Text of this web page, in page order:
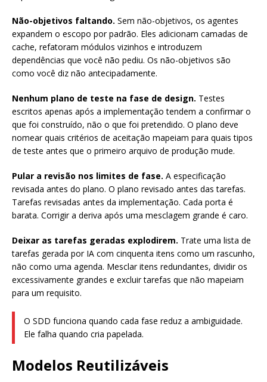
Não-objetivos faltando. Sem não-objetivos, os agentes
expandem o escopo por padrão. Eles adicionam camadas de
cache, refatoram módulos vizinhos e introduzem
dependências que você não pediu. Os não-objetivos são
como você diz não antecipadamente.
Nenhum plano de teste na fase de design. Testes
escritos apenas após a implementação tendem a confirmar o
que foi construído, não o que foi pretendido. O plano deve
nomear quais critérios de aceitação mapeiam para quais tipos
de teste antes que o primeiro arquivo de produção mude.
Pular a revisão nos limites de fase. A especificação
revisada antes do plano. O plano revisado antes das tarefas.
Tarefas revisadas antes da implementação. Cada porta é
barata. Corrigir a deriva após uma mesclagem grande é caro.
Deixar as tarefas geradas explodirem. Trate uma lista de
tarefas gerada por IA com cinquenta itens como um rascunho,
não como uma agenda. Mesclar itens redundantes, dividir os
excessivamente grandes e excluir tarefas que não mapeiam
para um requisito.
O SDD funciona quando cada fase reduz a ambiguidade.
Ele falha quando cria papelada.
Modelos Reutilizáveis